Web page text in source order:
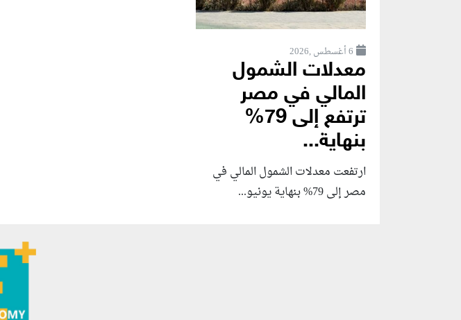
6 أغسطس ,2026
معدلات الشمول
المالي في مصر
ترتفع إلى 79%
بنهاية...
ارتفعت معدلات الشمول المالي في
مصر إلى 79% بنهاية يونيو...